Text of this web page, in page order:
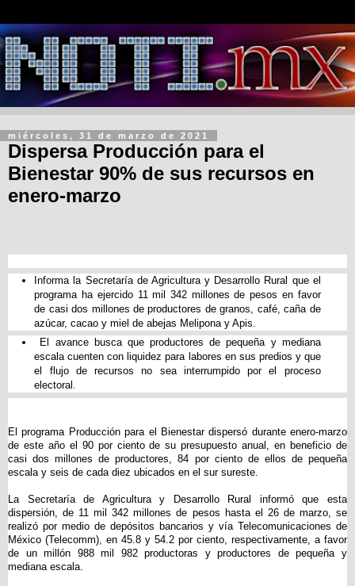
miércoles, 31 de marzo de 2021
Dispersa Producción para el
Bienestar 90% de sus recursos en
enero-marzo
​Informa la Secretaría de Agricultura y Desarrollo Rural que el
programa ha ejercido 11 mil 342 millones de pesos en favor
de casi dos millones de productores de granos, café, caña de
azúcar, cacao y miel de abejas Melipona y Apis.
​El avance busca que productores de pequeña y mediana
escala cuenten con liquidez para labores en sus predios y que
el flujo de recursos no sea interrumpido por el proceso
electoral.
El programa Producción para el Bienestar dispersó durante enero-marzo
de este año el 90 por ciento de su presupuesto anual, en beneficio de
casi dos millones de productores, 84 por ciento de ellos de pequeña
escala y seis de cada diez ubicados en el sur sureste.
La Secretaría de Agricultura y Desarrollo Rural informó que esta
dispersión, de 11 mil 342 millones de pesos hasta el 26 de marzo, se
realizó por medio de depósitos bancarios y vía Telecomunicaciones de
México (Telecomm), en 45.8 y 54.2 por ciento, respectivamente, a favor
de un millón 988 mil 982 productoras y productores de pequeña y
mediana escala.